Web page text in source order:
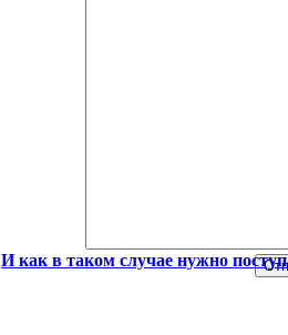
И как в таком случае нужно